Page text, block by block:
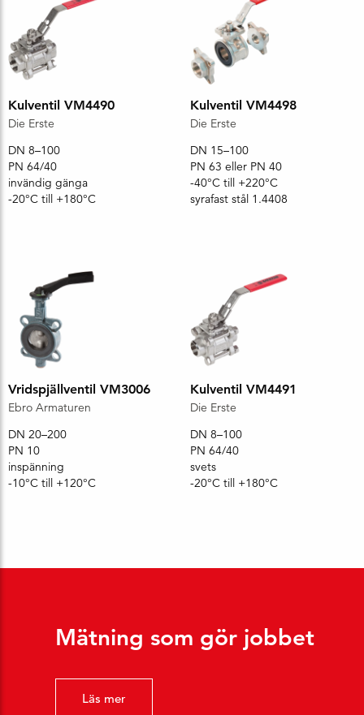
Kulventil VM4490
Die Erste
DN 8–100
PN 64/40
invändig gänga
-20°C till +180°C
Kulventil VM4498
Die Erste
DN 15–100
PN 63 eller PN 40
-40°C till +220°C
syrafast stål 1.4408
Vridspjällventil VM3006
Ebro Armaturen
DN 20–200
PN 10
inspänning
-10°C till +120°C
Kulventil VM4491
Die Erste
DN 8–100
PN 64/40
svets
-20°C till +180°C
Mätning som gör jobbet
Läs mer